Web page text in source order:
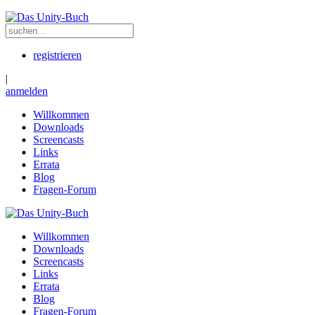
registrieren
|
anmelden
Willkommen
Downloads
Screencasts
Links
Errata
Blog
Fragen-Forum
Willkommen
Downloads
Screencasts
Links
Errata
Blog
Fragen-Forum